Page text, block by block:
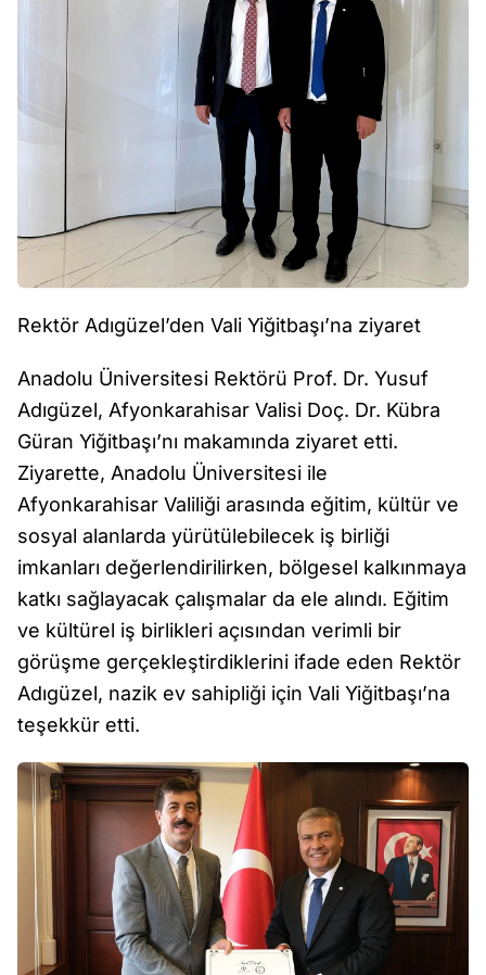
Rektör Adıgüzel’den Vali Yiğitbaşı’na ziyaret
Anadolu Üniversitesi Rektörü Prof. Dr. Yusuf
Adıgüzel, Afyonkarahisar Valisi Doç. Dr. Kübra
Güran Yiğitbaşı’nı makamında ziyaret etti.
Ziyarette, Anadolu Üniversitesi ile
Afyonkarahisar Valiliği arasında eğitim, kültür ve
sosyal alanlarda yürütülebilecek iş birliği
imkanları değerlendirilirken, bölgesel kalkınmaya
katkı sağlayacak çalışmalar da ele alındı. Eğitim
ve kültürel iş birlikleri açısından verimli bir
görüşme gerçekleştirdiklerini ifade eden Rektör
Adıgüzel, nazik ev sahipliği için Vali Yiğitbaşı’na
teşekkür etti.